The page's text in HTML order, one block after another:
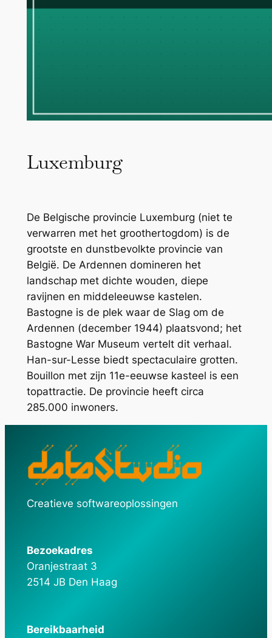
Luxemburg
De Belgische provincie Luxemburg (niet te
verwarren met het groothertogdom) is de
grootste en dunstbevolkte provincie van
België. De Ardennen domineren het
landschap met dichte wouden, diepe
ravijnen en middeleeuwse kastelen.
Bastogne is de plek waar de Slag om de
Ardennen (december 1944) plaatsvond; het
Bastogne War Museum vertelt dit verhaal.
Han-sur-Lesse biedt spectaculaire grotten.
Bouillon met zijn 11e-eeuwse kasteel is een
topattractie. De provincie heeft circa
285.000 inwoners.
Creatieve softwareoplossingen
Bezoekadres
Oranjestraat 3
2514 JB Den Haag
Bereikbaarheid